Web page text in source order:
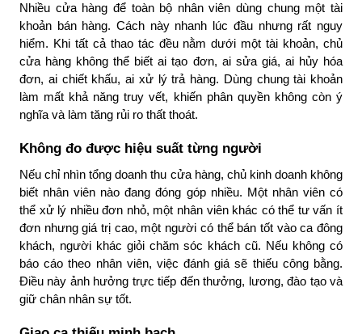
Nhiều cửa hàng để toàn bộ nhân viên dùng chung một tài
khoản bán hàng. Cách này nhanh lúc đầu nhưng rất nguy
hiểm. Khi tất cả thao tác đều nằm dưới một tài khoản, chủ
cửa hàng không thể biết ai tạo đơn, ai sửa giá, ai hủy hóa
đơn, ai chiết khấu, ai xử lý trả hàng. Dùng chung tài khoản
làm mất khả năng truy vết, khiến phân quyền không còn ý
nghĩa và làm tăng rủi ro thất thoát.
Không đo được hiệu suất từng người
Nếu chỉ nhìn tổng doanh thu cửa hàng, chủ kinh doanh không
biết nhân viên nào đang đóng góp nhiều. Một nhân viên có
thể xử lý nhiều đơn nhỏ, một nhân viên khác có thể tư vấn ít
đơn nhưng giá trị cao, một người có thể bán tốt vào ca đông
khách, người khác giỏi chăm sóc khách cũ. Nếu không có
báo cáo theo nhân viên, việc đánh giá sẽ thiếu công bằng.
Điều này ảnh hưởng trực tiếp đến thưởng, lương, đào tạo và
giữ chân nhân sự tốt.